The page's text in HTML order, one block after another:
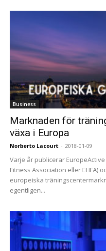
Business
Marknaden för
växa i Europa
Norberto Lacourt - 2018-01-09
Varje år publicerar
Fitness Association eller EHFA)
europeiska
egentligen...